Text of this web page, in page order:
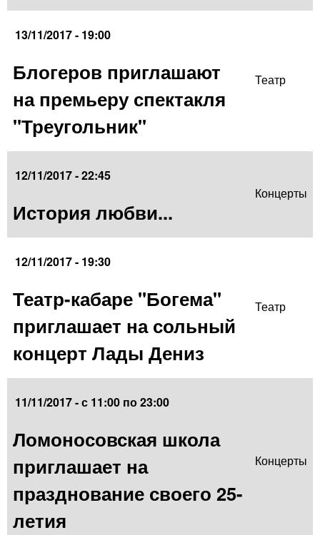
13/11/2017 - 19:00
Блогеров приглашают
на премьеру спектакля
"Треугольник"
Театр
12/11/2017 - 22:45
История любви...
Концерты
12/11/2017 - 19:30
Театр-кабаре "Богема"
приглашает на сольный
концерт Лады Дениз
Театр
11/11/2017 -с 11:00 по23:00
Ломоносовская школа
приглашает на
празднование своего 25-
летия
Концерты